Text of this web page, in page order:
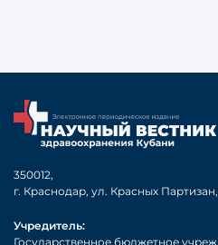
350012,
г. Краснодар, ул. Красных
Учредитель:
Государственное бюджетное